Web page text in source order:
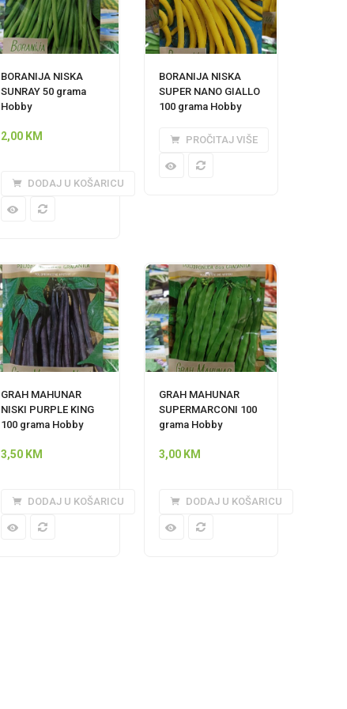
BORANIJA NISKA
SUNRAY 50 grama
Hobby
2,00 KM
DODAJ U KOŠARICU
BORANIJA NISKA
SUPER NANO GIALLO
100 grama Hobby
PROČITAJ VIŠE
GRAH MAHUNAR
NISKI PURPLE KING
100 grama Hobby
3,50 KM
DODAJ U KOŠARICU
GRAH MAHUNAR
SUPERMARCONI 100
grama Hobby
3,00 KM
DODAJ U KOŠARICU